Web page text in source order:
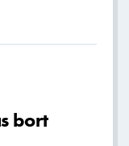
bort